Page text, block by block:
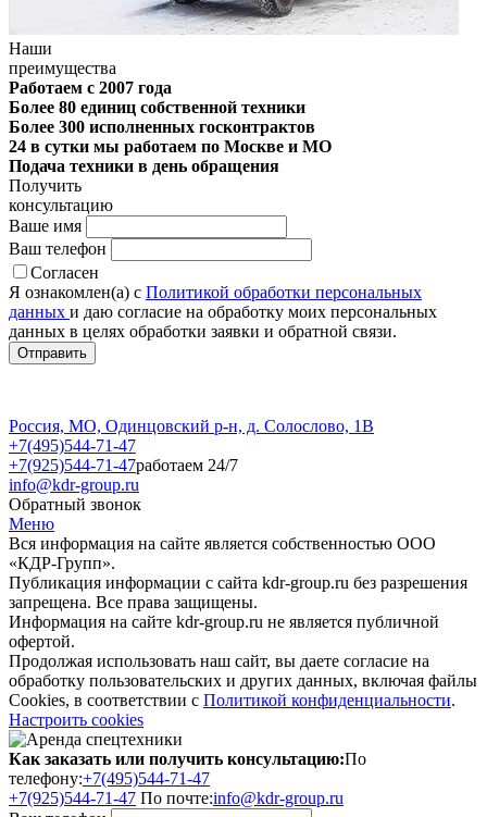
Наши
преимущества
Работаем с 2007 года
Более 80 единиц собственной техники
Более 300 исполненных госконтрактов
24 в сутки мы работаем по Москве и МО
Подача техники в день обращения
Получить
консультацию
Ваше имя
Ваш телефон
Согласен
Я ознакомлен(а) с Политикой обработки персональных
данных и даю согласие на обработку моих персональных
данных в целях обработки заявки и обратной связи.
Россия, МО, Одинцовский р-н, д. Солослово, 1В
+7(495)544-71-47
+7(925)544-71-47работаем 24/7
info@kdr-group.ru
Обратный звонок
Меню
Вся информация на сайте является собственностью ООО
«КДР-Групп».
Публикация информации с сайта kdr-group.ru без разрешения
запрещена. Все права защищены.
Информация на сайте kdr-group.ru не является публичной
офертой.
Продолжая использовать наш сайт, вы даете согласие на
обработку пользовательских и других данных, включая файлы
Cookies, в соответствии с Политикой конфиденциальности.
Настроить cookies
Как заказать или получить консультацию:По
телефону:+7(495)544-71-47
+7(925)544-71-47 По почте:info@kdr-group.ru